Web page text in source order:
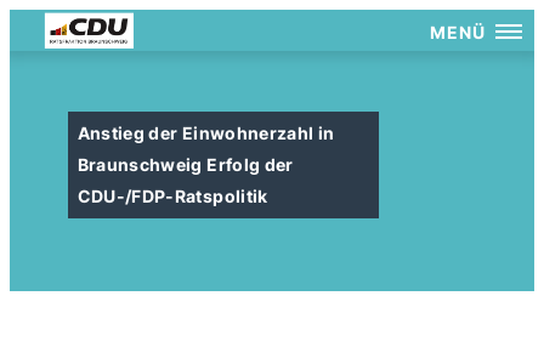
MENÜ
Anstieg der Einwohnerzahl in
Braunschweig Erfolg der
CDU-/FDP-Ratspolitik